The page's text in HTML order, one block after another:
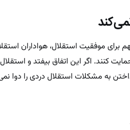
موفقیت استقلال، هواداران
کنند. اگر این اتفاق بیفتد و
به مشکلات استقلال دردی را دوا